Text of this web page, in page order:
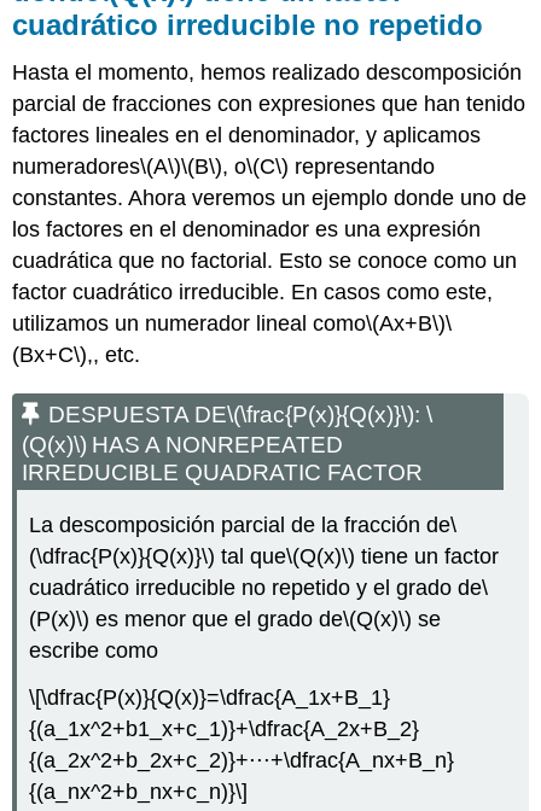
cuadrático irreducible no repetido
Hasta el momento, hemos realizado descomposición
parcial de fracciones con expresiones que han tenido
factores lineales en el denominador, y aplicamos
numeradores\(A\)\(B\), o\(C\) representando
constantes. Ahora veremos un ejemplo donde uno de
los factores en el denominador es una expresión
cuadrática que no factorial. Esto se conoce como un
factor cuadrático irreducible. En casos como este,
utilizamos un numerador lineal como\(Ax+B\)\
(Bx+C\),, etc.
DESPUESTA DE\(\frac{P(x)}{Q(x)}\):\
(Q(x)\) HAS A NONREPEATED
IRREDUCIBLE QUADRATIC FACTOR
La descomposición parcial de la fracción de\
(\dfrac{P(x)}{Q(x)}\) tal que\(Q(x)\) tiene un factor
cuadrático irreducible no repetido y el grado de\
(P(x)\) es menor que el grado de\(Q(x)\) se
escribe como
\[\dfrac{P(x)}{Q(x)}=\dfrac{A_1x+B_1}
{(a_1x^2+b1_x+c_1)}+\dfrac{A_2x+B_2}
{(a_2x^2+b_2x+c_2)}+⋅⋅⋅+\dfrac{A_nx+B_n}
{(a_nx^2+b_nx+c_n)}\]